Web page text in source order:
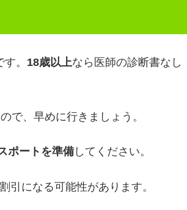
。 18歳以上なら医師の診断書なし
で、早めに行きましょう。
ポートを準備してください。
引になる可能性があります。